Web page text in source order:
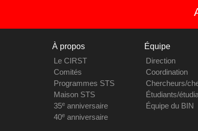
À propos
Le CIRST
Comités
Programmes STS
Maison STS
35eanniversaire
40eanniversaire
Équipe
Direction
Coordination
Chercheurs/
Étudiants/
Équipe du BIN